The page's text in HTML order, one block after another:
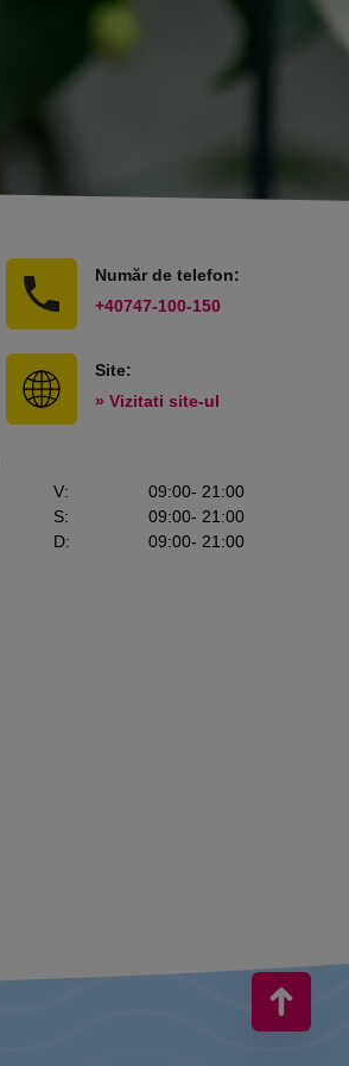
Număr de telefon:
+40747-100-150
Site:
» Vizitati site-ul
V: 09:00- 21:00
S: 09:00- 21:00
D: 09:00- 21:00